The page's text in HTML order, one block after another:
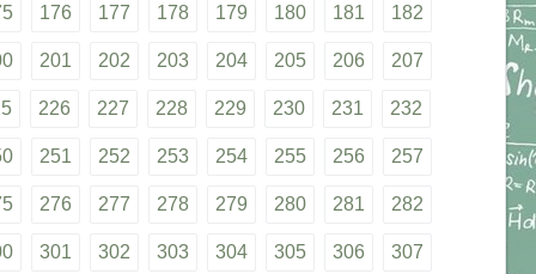
176 177 178 179 180 181 182
201 202 203 204 205 206 207
226 227 228 229 230 231 232
251 252 253 254 255 256 257
276 277 278 279 280 281 282
301 302 303 304 305 306 307